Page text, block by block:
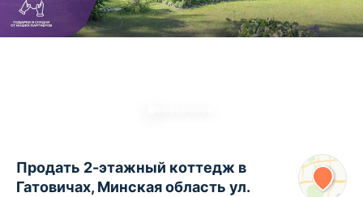
Продать 2-этажный коттедж в
Гатовичах, Минская область ул.